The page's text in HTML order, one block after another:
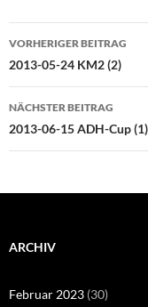
VORHERIGER BEITRAG
2013-05-24 KM2 (2)
NÄCHSTER BEITRAG
2013-06-15 ADH-Cup (1)
ARCHIV
Februar 2023 (30)